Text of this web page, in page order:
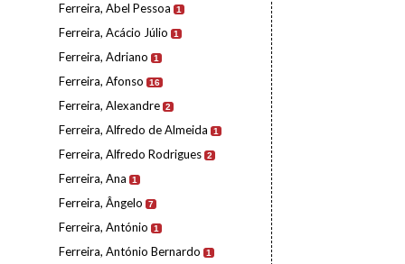
Ferreira, Abel Pessoa 1
Ferreira, Acácio Júlio 1
Ferreira, Adriano 1
Ferreira, Afonso 16
Ferreira, Alexandre 2
Ferreira, Alfredo de Almeida 1
Ferreira, Alfredo Rodrigues 2
Ferreira, Ana 1
Ferreira, Ângelo 7
Ferreira, António 1
Ferreira, António Bernardo 1